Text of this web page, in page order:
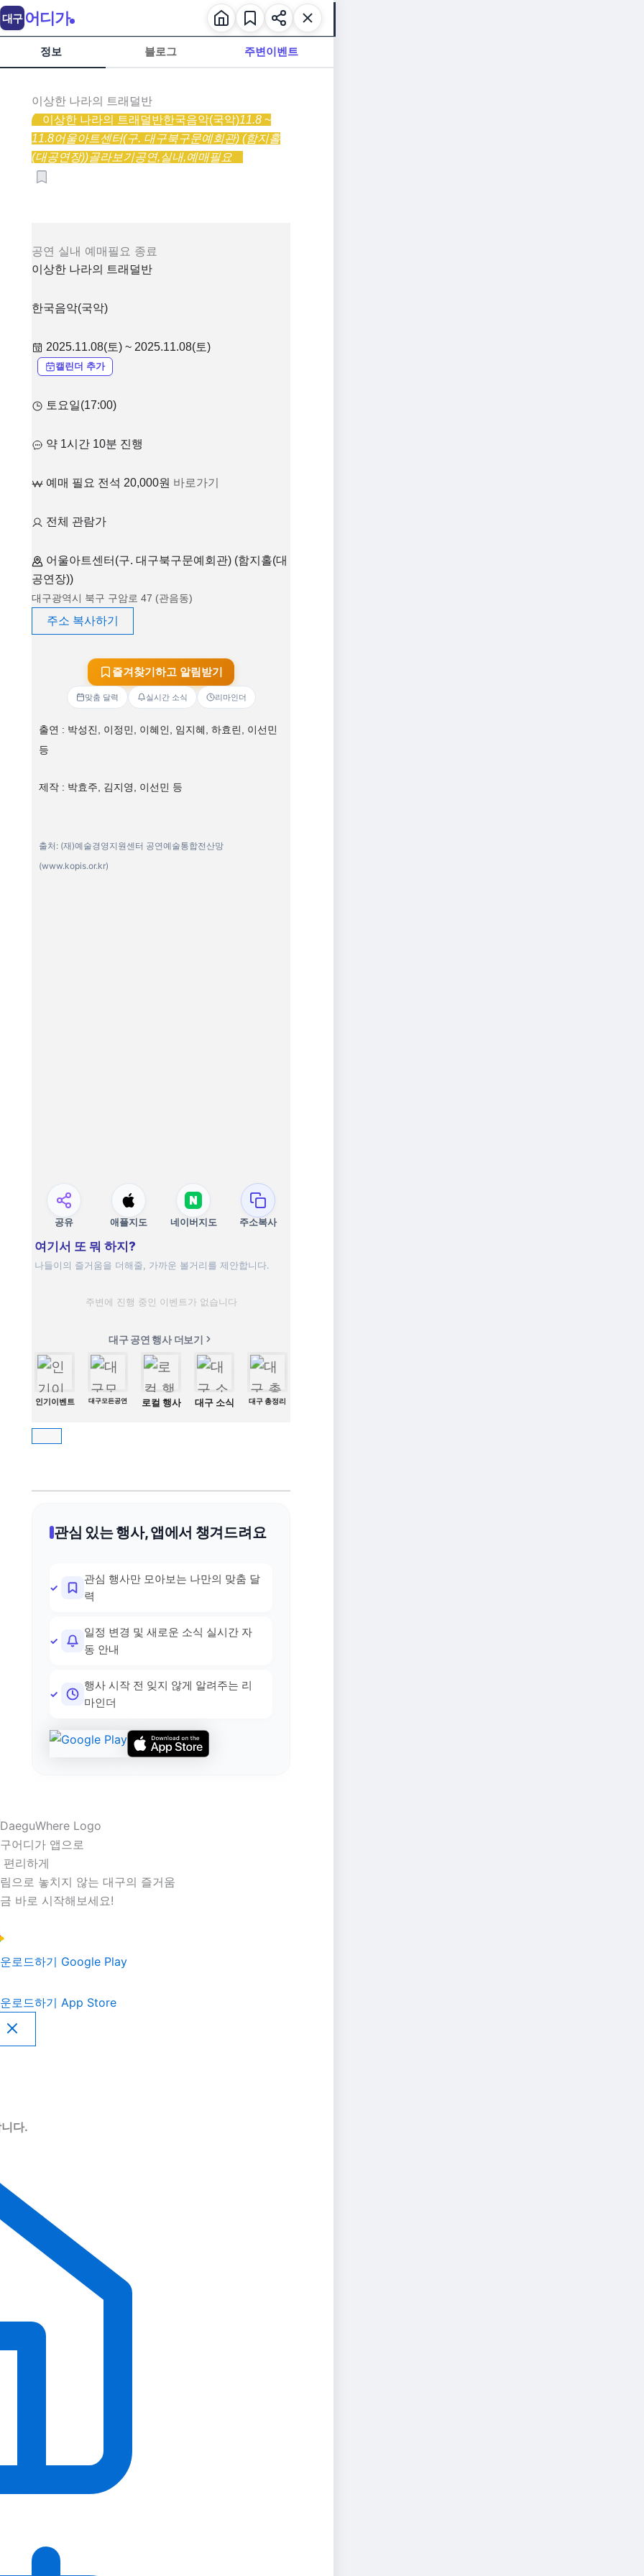
정보 블로그 주변이벤트
이상한 나라의 트래덜반
이상한 나라의 트래덜반한국음악(국악)11.8 ~
11.8어울아트센터(구. 대구북구문예회관) (함지홀
(대공연장))골라보기공연,실내,예매필요
공연 실내 예매필요 종료
이상한 나라의 트래덜반
한국음악(국악)
2025.11.08(토) ~ 2025.11.08(토)
캘린더 추가
토요일(17:00)
약 1시간 10분 진행
예매 필요 전석 20,000원 바로가기
전체 관람가
어울아트센터(구. 대구북구문예회관) (함지홀(대
공연장))
대구광역시 북구 구암로 47 (관음동)
주소 복사하기
즐겨찾기하고 알림받기
맞춤 달력 실시간 소식 리마인더
출연 : 박성진, 이정민, 이혜인, 임지혜, 하효린, 이선민
등
제작 : 박효주, 김지영, 이선민 등
출처: (재)예술경영지원센터 공연예술통합전산망
(www.kopis.or.kr)
공유 애플지도 네이버지도 주소복사
여기서 또 뭐 하지?
나들이의 즐거움을 더해줄, 가까운 볼거리를 제안합니다.
주변에 진행 중인 이벤트가 없습니다
대구 공연 행사 더보기
인기이벤트 대구모든공연 로컬 행사 대구 소식 대구 총정리
관심 있는 행사, 앱에서 챙겨드려요
관심 행사만 모아보는 나만의 맞춤 달
력
일정 변경 및 새로운 소식 실시간 자
동 안내
행사 시작 전 잊지 않게 알려주는 리
마인더
대구 어디가
어디가 앱으로
편리하게
으로 놓치지 않는 대구의 즐거움
바로 시작해보세요!
로드하기 Google Play
로드하기 App Store
다.